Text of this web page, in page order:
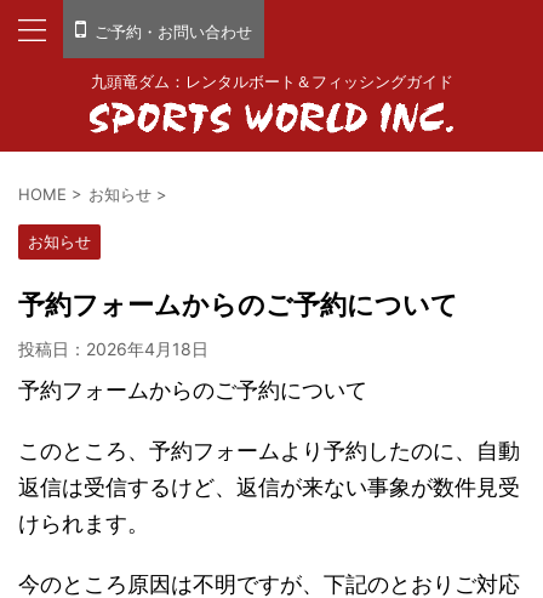
ご予約・お問い合わせ
九頭竜ダム：レンタルボート＆フィッシングガイド
HOME > お知らせ >
お知らせ
予約フォームからのご予約について
投稿日： 2026年4月18日
予約フォームからのご予約について
このところ、予約フォームより予約したのに、自動
返信は受信するけど、返信が来ない事象が数件見受
けられます。
今のところ原因は不明ですが、下記のとおりご対応